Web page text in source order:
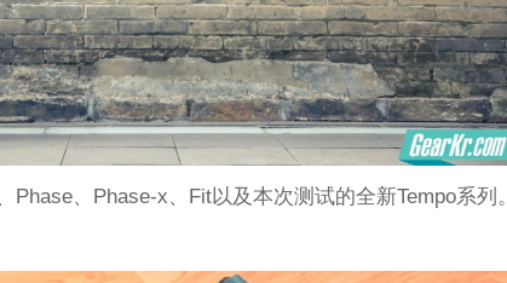
Phase、Phase-x、Fit以及本次测试的全新Tempo系列。